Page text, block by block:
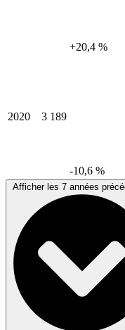
+20,4 %
2020 3 189
-10,6 %
Afficher les 7 années